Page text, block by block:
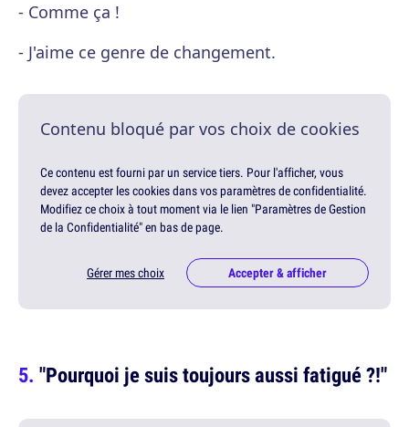
- Comme ça !
- J'aime ce genre de changement.
Contenu bloqué par vos choix de cookies
Ce contenu est fourni par un service tiers. Pour l'afficher, vous
devez accepter les cookies dans vos paramètres de confidentialité.
Modifiez ce choix à tout moment via le lien "Paramètres de Gestion
de la Confidentialité" en bas de page.
Gérer mes choix Accepter & afficher
"Pourquoi je suis toujours aussi fatigué ?!"